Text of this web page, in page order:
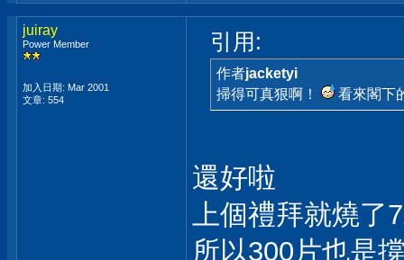
juiray
Power Member
加入日期: Mar 2001
文章: 554
引用:
作者jacketyi
掃得可真狠啊！
看來閣下
還好啦
上個禮拜就燒了
所以300片也是